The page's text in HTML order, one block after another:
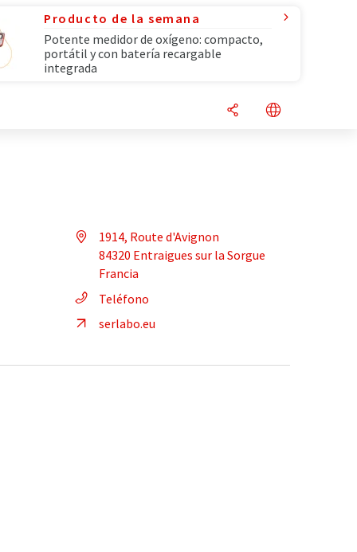
Producto de la semana
Potente medidor de oxígeno: compacto,
portátil y con batería recargable
integrada
1914, Route d'Avignon
84320 Entraigues sur la Sorgue
Francia
Teléfono
serlabo.eu